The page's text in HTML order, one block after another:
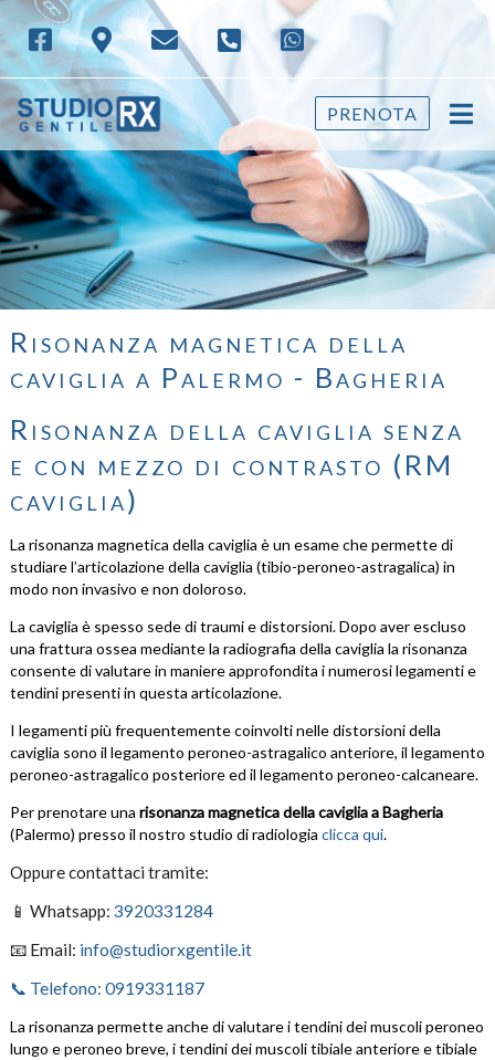
PRENOTA
Risonanza magnetica della
caviglia a Palermo - Bagheria
Risonanza della caviglia senza
e con mezzo di contrasto (RM
caviglia)
La risonanza magnetica della caviglia è un esame che permette di
studiare l’articolazione della caviglia (tibio-peroneo-astragalica) in
modo non invasivo e non doloroso.
La caviglia è spesso sede di traumi e distorsioni. Dopo aver escluso
una frattura ossea mediante la radiografia della caviglia la risonanza
consente di valutare in maniere approfondita i numerosi legamenti e
tendini presenti in questa articolazione.
I legamenti più frequentemente coinvolti nelle distorsioni della
caviglia sono il legamento peroneo-astragalico anteriore, il legamento
peroneo-astragalico posteriore ed il legamento peroneo-calcaneare.
Per prenotare una risonanza magnetica della caviglia a Bagheria
(Palermo) presso il nostro studio di radiologia clicca qui.
Oppure contattaci tramite:
📱 Whatsapp: 3920331284
📧 Email: info@studiorxgentile.it
📞 Telefono: 0919331187
La risonanza permette anche di valutare i tendini dei muscoli peroneo
lungo e peroneo breve, i tendini dei muscoli tibiale anteriore e tibiale